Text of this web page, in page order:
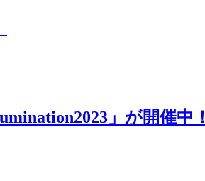
」が開催中！